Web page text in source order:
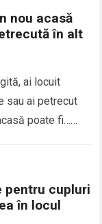
nou acasă
în alt
ai locuit
sau ai petrecut
poate fi…
pentru cupluri
în locul